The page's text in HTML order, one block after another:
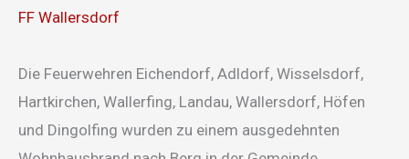
FF Wallersdorf
Die Feuerwehren Eichendorf, Adldorf, Wisselsdorf,
Hartkirchen, Wallerfing, Landau, Wallersdorf, Höfen
und Dingolfing wurden zu einem ausgedehnten